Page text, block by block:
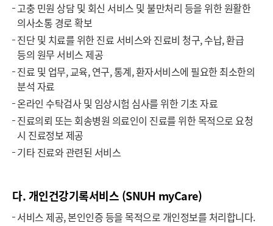
고충 민원 상담 및 회신 서비스 및 불만처리 등을 위한 원활한
의사소통 경로 확보
진단 및 치료를 위한 진료 서비스와 진료비 청구, 수납, 환급
등의 원무 서비스 제공
진료 및 업무, 교육, 연구, 통계, 환자서비스에 필요한 최소한의
분석 자료
온라인 수탁검사 및 임상시험 심사를 위한 기초 자료
진료의뢰 또는 회송병원 의료인이 진료를 위한 목적으로 요청
시 진료정보 제공
기타 진료와 관련된 서비스
다. 개인건강기록서비스 (SNUH myCare)
서비스 제공, 본인인증 등을 목적으로 개인정보를 처리합니다.